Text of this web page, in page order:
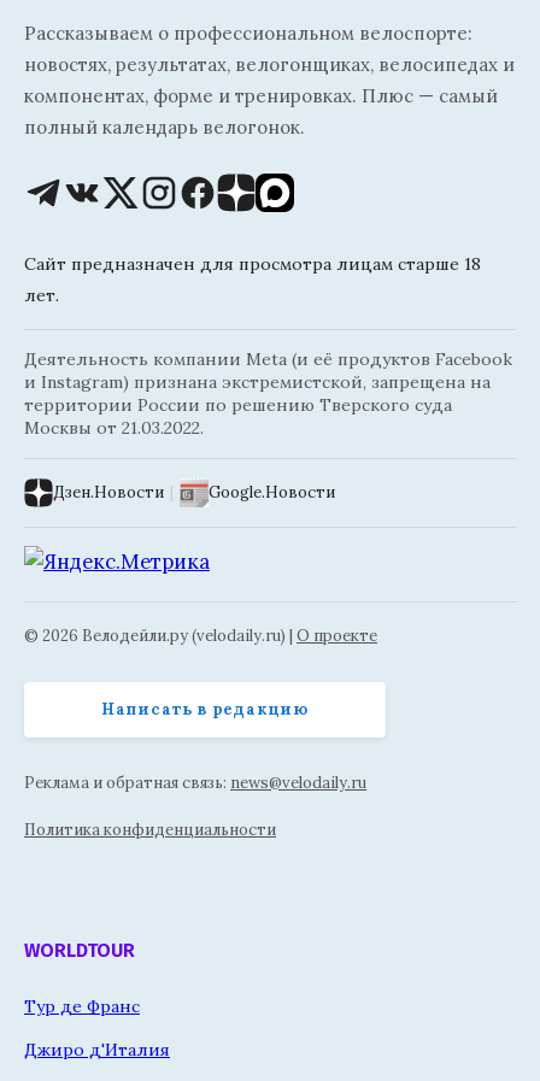
Рассказываем о профессиональном велоспорте:
новостях, результатах, велогонщиках, велосипедах и
компонентах, форме и тренировках. Плюс — самый
полный календарь велогонок.
Сайт предназначен для просмотра лицам старше 18
лет.
Деятельность компании Meta (и её продуктов Facebook
и Instagram) признана экстремистской, запрещена на
территории России по решению Тверского суда
Москвы от 21.03.2022.
Дзен.Новости | Google.Новости
© 2026 Велодейли.ру (velodaily.ru) | О проекте
Написать в редакцию
Реклама и обратная связь: news@velodaily.ru
Политика конфиденциальности
WORLDTOUR
Тур де Франс
Джиро д'Италия